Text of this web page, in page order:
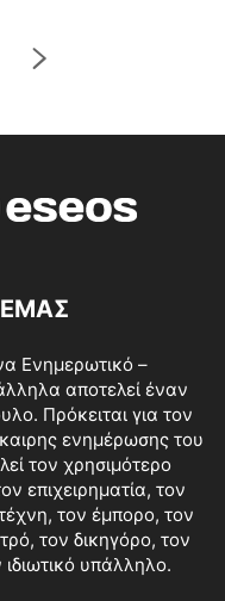
Ενημερωτικό –
αποτελεί έναν
Πρόκειται για τον
ενημέρωσης του
τον χρησιμότερο
επιχειρηματία, τον
τον έμπορο, τον
τον δικηγόρο, τον
υπάλληλο.